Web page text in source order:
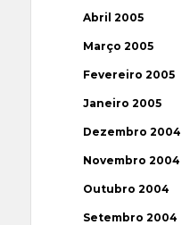
Abril 2005
Março 2005
Fevereiro 2005
Janeiro 2005
Dezembro 2004
Novembro 2004
Outubro 2004
Setembro 2004